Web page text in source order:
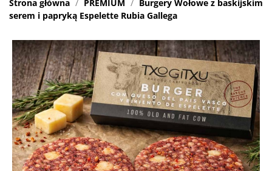
Strona główna PREMIUM
Burgery Wołowe z baskijskim
serem i papryką Espelette Rubia Gallega